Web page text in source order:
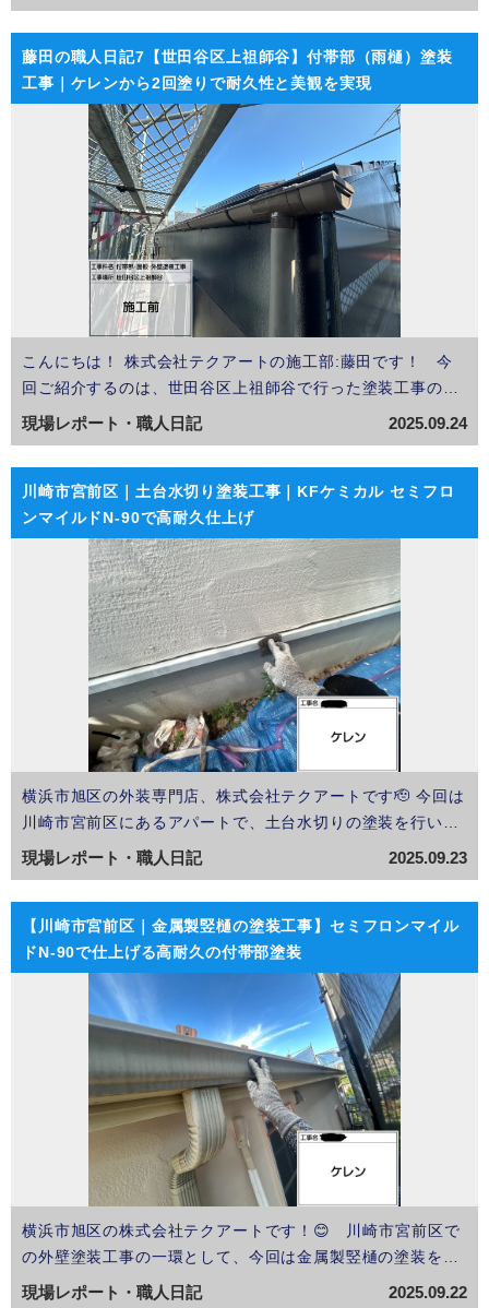
のため、経年による塗膜の劣化や錆が見られる状…
藤田の職人日記7【世田谷区上祖師谷】付帯部（雨樋）塗装
工事｜ケレンから2回塗りで耐久性と美観を実現
こんにちは！ 株式会社テクアートの施工部:藤田です！ 今
回ご紹介するのは、世田谷区上祖師谷で行った塗装工事の一
部、付帯部（雨樋）の塗装工事です！ 付帯部はお住まい全体
装と合わせてしっかりとメンテナンスすることが…
現場レポート・職人日記 2025.09.24
川崎市宮前区｜土台水切り塗装工事｜KFケミカル セミフロ
ンマイルドN-90で高耐久仕上げ
横浜市旭区の外装専門店、株式会社テクアートです🫡 今回は
川崎市宮前区にあるアパートで、土台水切りの塗装を行いま
した😊 土台水切りは建物の一番下、外壁と基礎の境目に設
めの重要な役割を担っています。 普段はあまり目立ちま…
現場レポート・職人日記 2025.09.23
【川崎市宮前区｜金属製竪樋の塗装工事】セミフロンマイル
ドN-90で仕上げる高耐久の付帯部塗装
横浜市旭区の株式会社テクアートです！😊 川崎市宮前区で
の外壁塗装工事の一環として、今回は金属製竪樋の塗装を行
いました。 竪樋は屋根から流れる雨水を地面まで導く大切
現場レポート・職人日記 2025.09.22